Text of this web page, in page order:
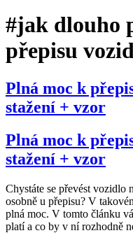
#jak dlouho
přepisu
Plná moc k
stažení + vzor
Plná moc k
stažení + vzor
Chystáte se převést vozidlo
osobně u přepisu? V
plná moc. V tomto článku
platí a co by v ní rozhodně